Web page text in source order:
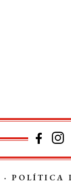
·POLÍTICA